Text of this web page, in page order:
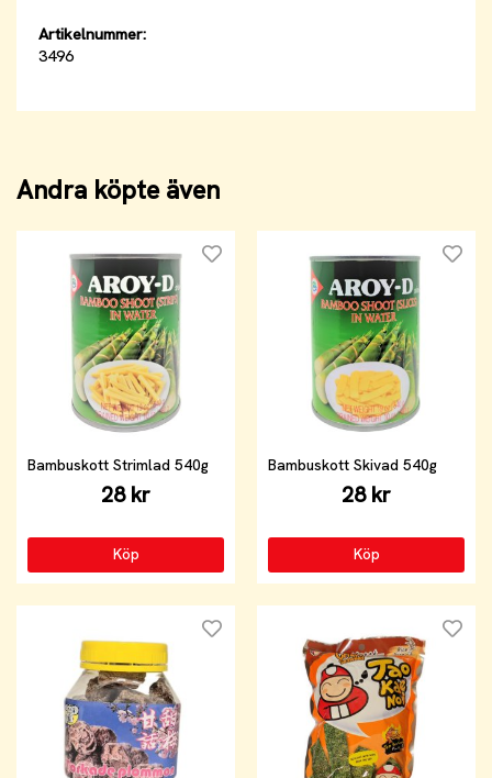
Artikelnummer:
3496
Andra köpte även
Bambuskott Strimlad 540g
28 kr
Köp
Bambuskott Skivad 540g
28 kr
Köp